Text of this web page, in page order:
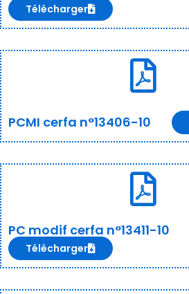
Télécharger
PCMI cerfa n°13406-10
PC modif cerfa n°13411-10
Télécharger